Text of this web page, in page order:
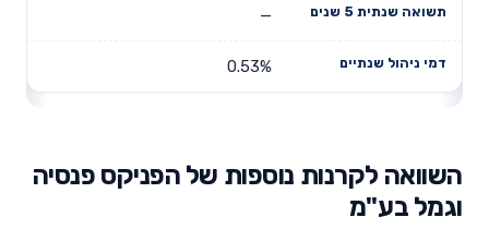
—
0.53%
השוואה לקרנות נוספות של הפניקס פנסיה
וגמל בע"מ